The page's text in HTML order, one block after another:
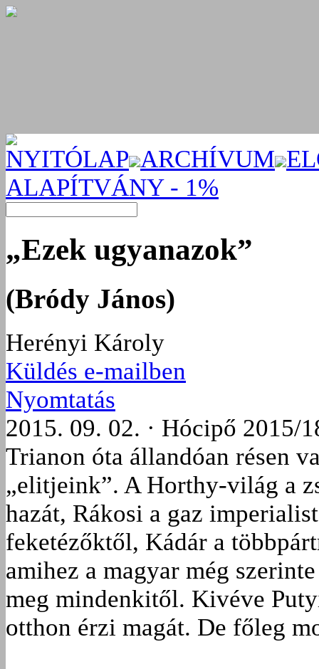
NYITÓLAP ARCHÍVUM
ALAPÍTVÁNY - 1%
„Ezek ugyanazok”
(Bródy János)
Herényi Károly
Küldés e-mailben
Nyomtatás
2015. 09. 02. · Hócipő 2015/
Trianon óta állandóan résen
„elitjeink”. A Horthy-világ a
hazát, Rákosi a gaz
feketézőktől, Kádár a
amihez a magyar még
meg mindenkitől. Kivéve
otthon érzi magát. De főleg